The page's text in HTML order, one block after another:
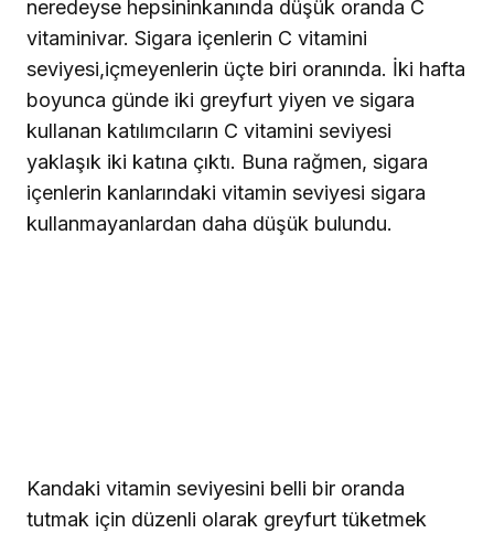
neredeyse hepsininkanında düşük oranda C
vitaminivar. Sigara içenlerin C vitamini
seviyesi,içmeyenlerin üçte biri oranında. İki hafta
boyunca günde iki greyfurt yiyen ve sigara
kullanan katılımcıların C vitamini seviyesi
yaklaşık iki katına çıktı. Buna rağmen, sigara
içenlerin kanlarındaki vitamin seviyesi sigara
kullanmayanlardan daha düşük bulundu.
Kandaki vitamin seviyesini belli bir oranda
tutmak için düzenli olarak greyfurt tüketmek